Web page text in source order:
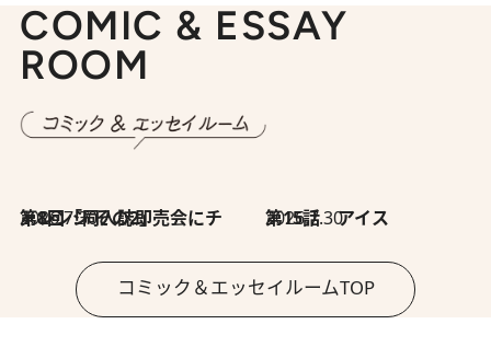
COMIC & ESSAY
ROOM
2026.7.30
第8回「同人誌即売会にチャレンジ その2」 2026.7.30
第15話 アイス
コミック＆エッセイルームTOP